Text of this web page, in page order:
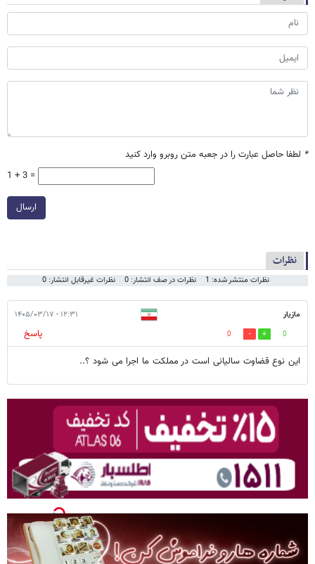
* لطفا حاصل عبارت را در جعبه متن روبرو وارد کنید
1 + 3 =
ارسال
نظرات
نظرات منتشر شده: 1 نظرات در صف انتشار: 0 نظرات غیرقابل انتشار: 0
مازیار ۱۲:۳۱ - ۱۴۰۵/۰۳/۱۷
0
0
پاسخ
این نوع قضاوت سالیانی است در مملکت ما اجرا می شود ؟..